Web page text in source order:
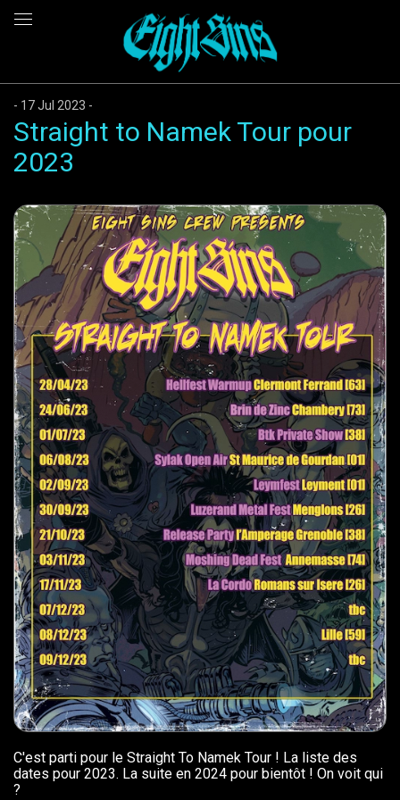
17 Jul 2023
Straight to Namek Tour pour
2023
C'est parti pour le Straight To Namek Tour ! La liste des
dates pour 2023. La suite en 2024 pour bientôt ! On voit qui
?